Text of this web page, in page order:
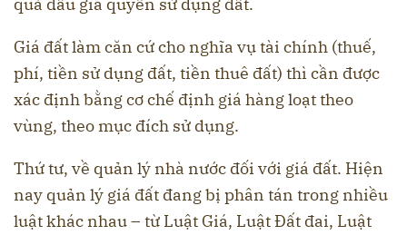
Giá đất làm căn cứ cho nghĩa vụ tài chính (thuế,
phí, tiền sử dụng đất, tiền thuê đất) thì cần được
xác định bằng cơ chế định giá hàng loạt theo
vùng, theo mục đích sử dụng.
Thứ tư, về quản lý nhà nước đối với giá đất. Hiện
nay quản lý giá đất đang bị phân tán trong nhiều
luật khác nhau – từ Luật Giá, Luật Đất đai, Luật